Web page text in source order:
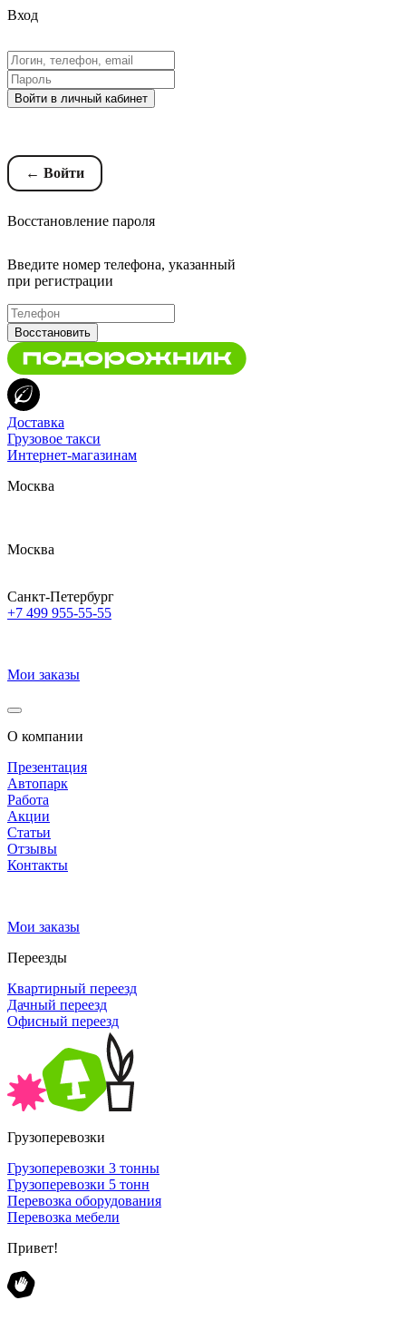
Вход
Войти в личный кабинет
← Войти
Восстановление пароля
Введите номер телефона, указанный
при регистрации
Восстановить
Доставка
Грузовое такси
Интернет-магазинам
Москва
Москва
Санкт-Петербург
+7 499 955-55-55
Мои заказы
О компании
Презентация
Автопарк
Работа
Акции
Статьи
Отзывы
Контакты
Мои заказы
Переезды
Квартирный переезд
Дачный переезд
Офисный переезд
Грузоперевозки
Грузоперевозки 3 тонны
Грузоперевозки 5 тонн
Перевозка оборудования
Перевозка мебели
Привет!